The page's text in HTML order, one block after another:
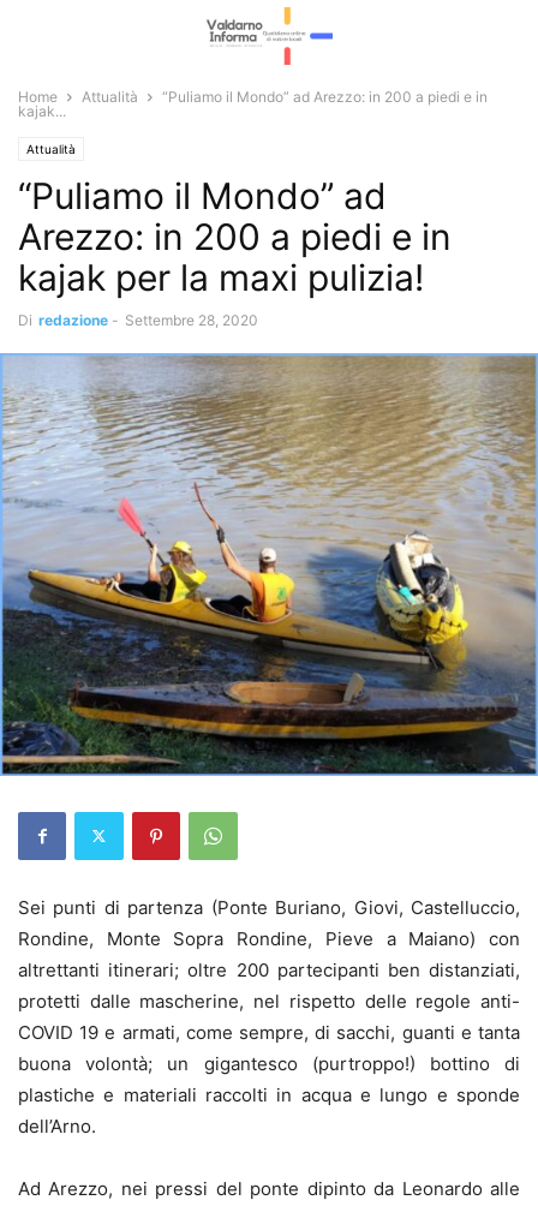
Home Attualità
“Puliamo il Mondo” ad Arezzo: in 200 a piedi e in
kajak...
Attualità
“Puliamo il Mondo” ad
Arezzo: in 200 a piedi e in
kajak per la maxi pulizia!
Di redazione - Settembre 28, 2020
Sei punti di partenza (Ponte Buriano, Giovi, Castelluccio,
Rondine, Monte Sopra Rondine, Pieve a Maiano) con
altrettanti itinerari; oltre 200 partecipanti ben distanziati,
protetti dalle mascherine, nel rispetto delle regole anti-
COVID 19 e armati, come sempre, di sacchi, guanti e tanta
buona volontà; un gigantesco (purtroppo!) bottino di
plastiche e materiali raccolti in acqua e lungo e sponde
dell’Arno.
Ad Arezzo, nei pressi del ponte dipinto da Leonardo alle